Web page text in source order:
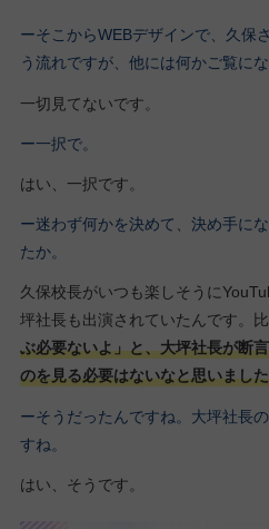
ーそこからWEBデザインで、久保
う流れですが、他には何かご覧に
一切見てないです。
ー一択で。
はい、一択です。
ー迷わず何かを決めて、決め手に
たか。
久保校長がいつも楽しそうに
坪社長も出演されていたんです。
ぶ必要ないよ」と、大坪社長が断
のを見る必要はないなと思いまし
ーそうだったんですね。大坪社長
すね。
はい、そうです。